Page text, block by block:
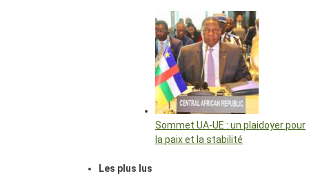
Sommet UA-UE : un plaidoyer pour
la paix et la stabilité
Les plus lus